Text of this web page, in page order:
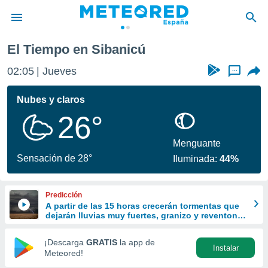
de
por
se
calidad.
a este
las
y
forma
digital
basada
El Tiempo en Sibanicú
02:05 Jueves ...
Nubes y claros
26°
Sensación de 28°
Menguante
Iluminada:44%
Predicción
A partir de las 15 horas crecerán tormentas que
dejarán lluvias muy fuertes, granizo y reventones
¡Descarga GRATIS la app de
Meteored!
Instalar